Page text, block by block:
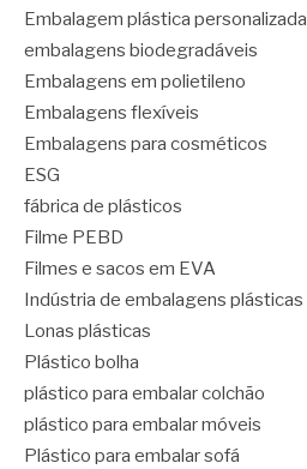
Embalagem plástica personalizada
embalagens biodegradáveis
Embalagens em polietileno
Embalagens flexíveis
Embalagens para cosméticos
ESG
fábrica de plásticos
Filme PEBD
Filmes e sacos em EVA
Indústria de embalagens plásticas
Lonas plásticas
Plástico bolha
plástico para embalar colchão
plástico para embalar móveis
Plástico para embalar sofá